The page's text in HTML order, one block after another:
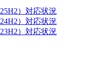
）対応状況
）対応状況
）対応状況